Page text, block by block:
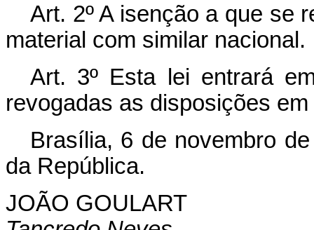
Art. 2º A isenção a que se
material com similar nacional.
Art. 3º Esta lei entrará
revogadas as disposições
Brasília, 6 de novembro
da República.
JOÃO GOULART